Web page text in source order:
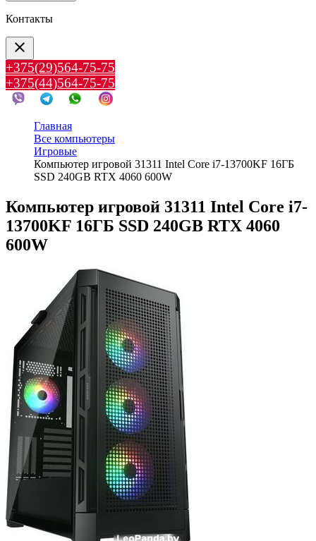
Контакты
clear
+375(29)564-75-75
+375(44)564-75-75
Главная
Все компьютеры
Игровые
Компьютер игровой 31311 Intel Core i7-13700KF 16ГБ
SSD 240GB RTX 4060 600W
Компьютер игровой 31311 Intel Core i7-
13700KF 16ГБ SSD 240GB RTX 4060
600W